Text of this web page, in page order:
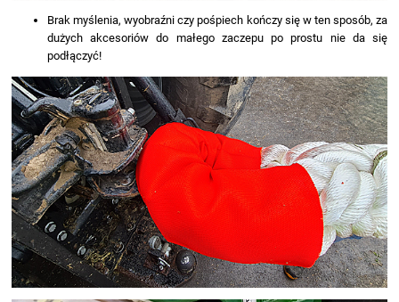
Brak myślenia, wyobraźni czy pośpiech kończy się w ten sposób, za
dużych akcesoriów do małego zaczepu po prostu nie da się
podłączyć!